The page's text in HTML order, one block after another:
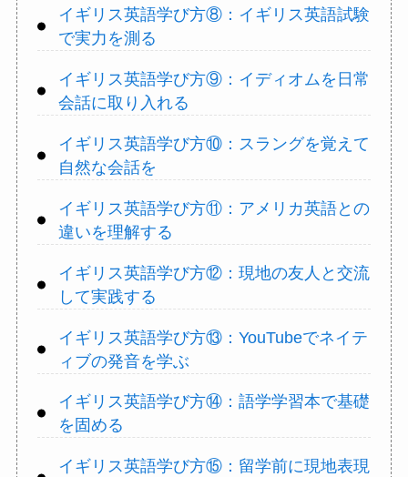
イギリス英語学び方⑧：イギリス英語試験
で実力を測る
イギリス英語学び方⑨：イディオムを日常
会話に取り入れる
イギリス英語学び方⑩：スラングを覚えて
自然な会話を
イギリス英語学び方⑪：アメリカ英語との
違いを理解する
イギリス英語学び方⑫：現地の友人と交流
して実践する
イギリス英語学び方⑬：YouTubeでネイテ
ィブの発音を学ぶ
イギリス英語学び方⑭：語学学習本で基礎
を固める
イギリス英語学び方⑮：留学前に現地表現